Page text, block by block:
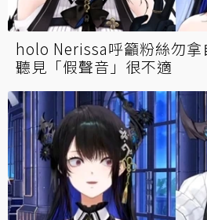
holo Nerissa呼籲粉絲勿拿
聽見「假聲音」很不適